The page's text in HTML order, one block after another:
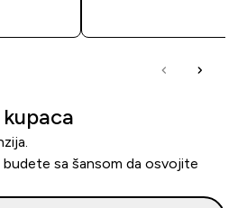
sa šansom da osvojite